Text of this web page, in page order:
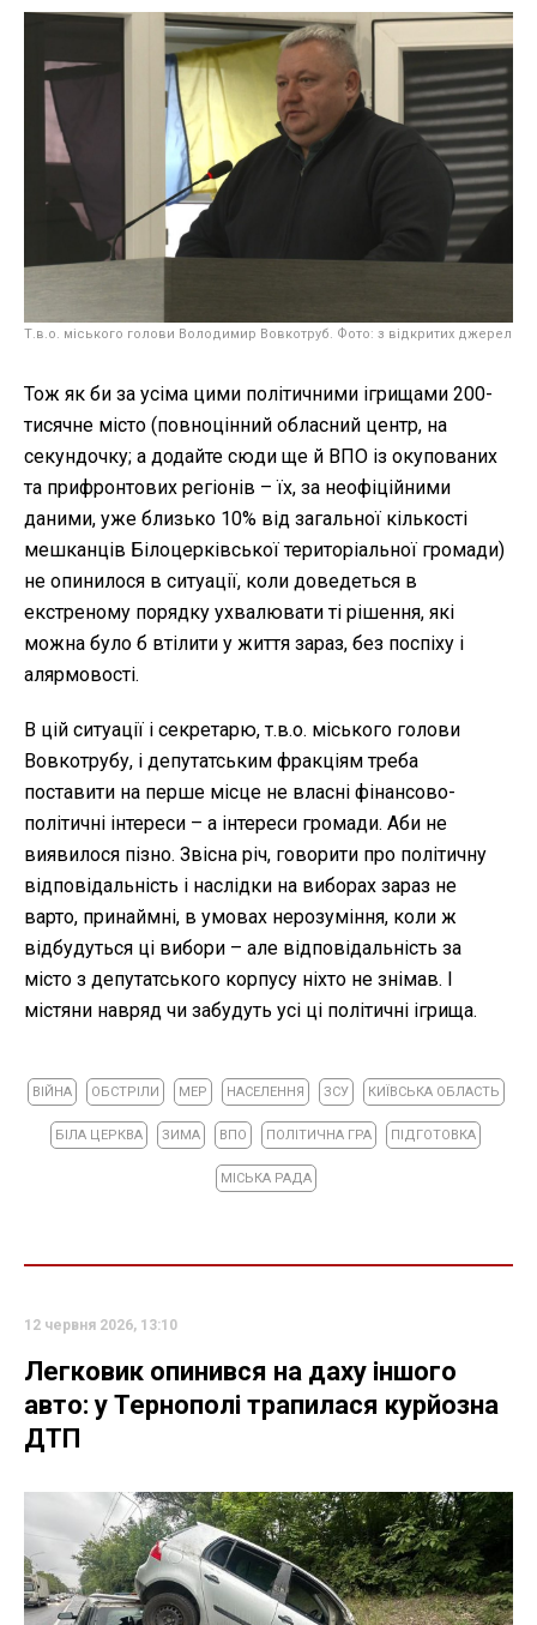
Т.в.о. міського голови Володимир Вовкотруб. Фото: з відкритих джерел
Тож як би за усіма цими політичними ігрищами 200-
тисячне місто (повноцінний обласний центр, на
секундочку; а додайте сюди ще й ВПО із окупованих
та прифронтових регіонів – їх, за неофіційними
даними, уже близько 10% від загальної кількості
мешканців Білоцерківської територіальної громади)
не опинилося в ситуації, коли доведеться в
екстреному порядку ухвалювати ті рішення, які
можна було б втілити у життя зараз, без поспіху і
алярмовості.
В цій ситуації і секретарю, т.в.о. міського голови
Вовкотрубу, і депутатським фракціям треба
поставити на перше місце не власні фінансово-
політичні інтереси – а інтереси громади. Аби не
виявилося пізно. Звісна річ, говорити про політичну
відповідальність і наслідки на виборах зараз не
варто, принаймні, в умовах нерозуміння, коли ж
відбудуться ці вибори – але відповідальність за
місто з депутатського корпусу ніхто не знімав. І
містяни навряд чи забудуть усі ці політичні ігрища.
ВІЙНА ОБСТРІЛИ МЕР НАСЕЛЕННЯ ЗСУ КИЇВСЬКА ОБЛАСТЬ
БІЛА ЦЕРКВА ЗИМА ВПО ПОЛІТИЧНА ГРА ПІДГОТОВКА
МІСЬКА РАДА
12 червня 2026, 13:10
Легковик опинився на даху іншого
авто: у Тернополі трапилася курйозна
ДТП